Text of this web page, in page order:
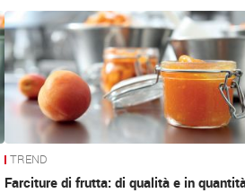
TREND
Farciture di frutta: di qualità e in